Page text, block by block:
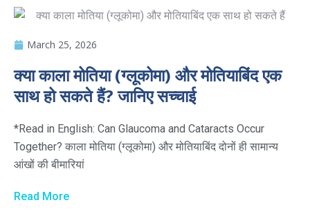
March 25, 2026
क्या काला मोतिया (ग्लूकोमा) और मोतियाबिंद एक
साथ हो सकते हैं? जानिए सच्चाई
*Read in English: Can Glaucoma and Cataracts Occur
Together? काला मोतिया (ग्लूकोमा) और मोतियाबिंद दोनों ही सामान्य
आंखों की बीमारियां
Read More